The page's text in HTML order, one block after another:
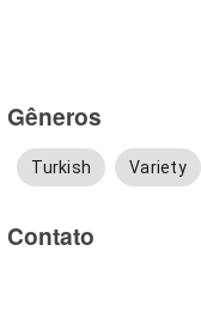
Gêneros
Turkish Variety
Contato